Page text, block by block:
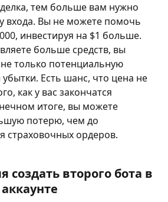
тем больше вам нужно
входа. Вы не можете помочь
инвестируя на $1 больше.
больше средств, вы
только потенциальную
Есть шанс, что цена не
как у вас закончатся
итоге, вы можете
потерю, чем до
страховочных ордеров.
второго бота в